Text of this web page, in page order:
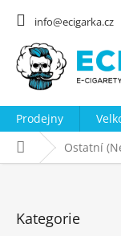
info@ecigarka.cz
Prodejny
Domů Ostatní
kategorie
Kategorie